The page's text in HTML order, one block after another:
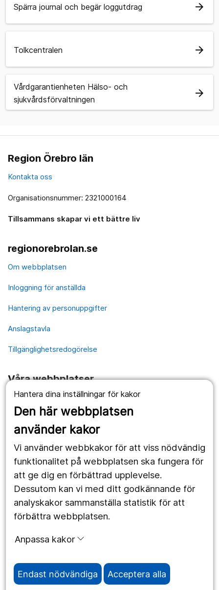
Hantera dina inställningar för kakor
Den här webbplatsen
använder kakor
Vi använder webbkakor för att viss nödvändig
funktionalitet på webbplatsen ska fungera för
att ge dig en förbättrad upplevelse.
Dessutom kan vi med ditt godkännande för
analyskakor sammanställa statistik för att
förbättra webbplatsen.
Anpassa kakor
Endast nödvändiga Acceptera alla
Spärra journal och begär loggutdrag arrow_forward
Tolkcentralen arrow_forward
Vårdgarantienheten Hälso- och
sjukvårdsförvaltningen
arrow_forward
Region Örebro län
Kontakta oss
Organisationsnummer: 2321000164
Tillsammans skapar vi ett bättre liv
regionorebrolan.se
Om webbplatsen
Inloggning för anställda
Hantering av personuppgifter
Anslagstavla
Tillgänglighetsredogörelse
Våra webbplatser
1177.se
Länstrafiken
Utveckling
Följ oss
Facebook